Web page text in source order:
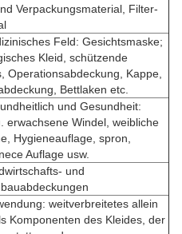
Verpackungsmaterial, Filter-
Feld: Gesichtsmaske;
Kleid, schützende
Operationsabdeckung, Kappe,
Bettlaken etc.
und Gesundheit:
erwachsene Windel, weibliche
Hygieneauflage, spron,
Auflage usw.
und
weitverbreitetes allein
Komponenten des Kleides, der